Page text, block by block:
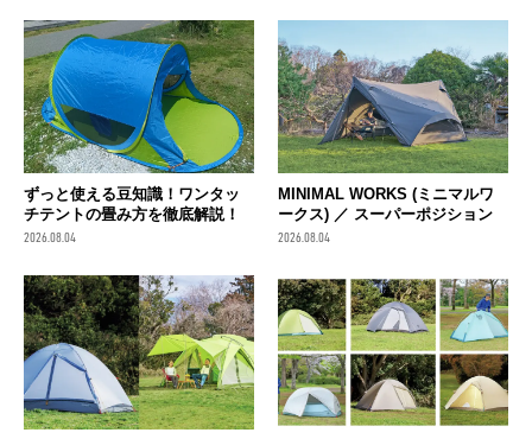
ずっと使える豆知識！ワンタッ
チテントの畳み方を徹底解説！
2026.08.04
MINIMAL WORKS (ミニマルワ
ークス) ／ スーパーポジション
2026.08.04